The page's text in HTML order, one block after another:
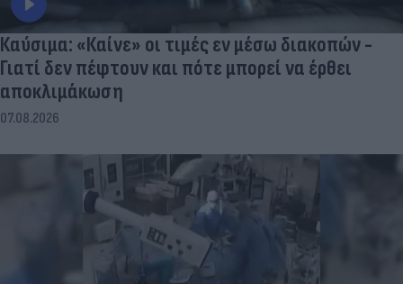
Καύσιμα: «Καίνε» οι τιμές εν μέσω διακοπών -
Γιατί δεν πέφτουν και πότε μπορεί να έρθει
αποκλιμάκωση
07.08.2026